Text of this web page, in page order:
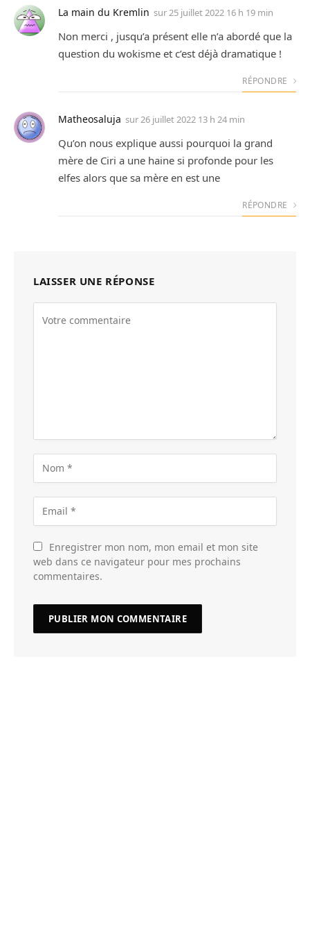
La main du Kremlin sur 25 juillet 2022 16 h 19 min
Non merci , jusqu’a présent elle n’a abordé que la
question du wokisme et c’est déjà dramatique !
RÉPONDRE
Matheosaluja sur 26 juillet 2022 13 h 24 min
Qu’on nous explique aussi pourquoi la grand
mère de Ciri a une haine si profonde pour les
elfes alors que sa mère en est une
RÉPONDRE
LAISSER UNE RÉPONSE
Enregistrer mon nom, mon email et mon site
web dans ce navigateur pour mes prochains
commentaires.